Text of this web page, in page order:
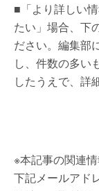
■「より詳しい
たい」場合、下
ださい。編集部
し、件数の多い
したうえで、詳
※本記事の関連
下記メールアド